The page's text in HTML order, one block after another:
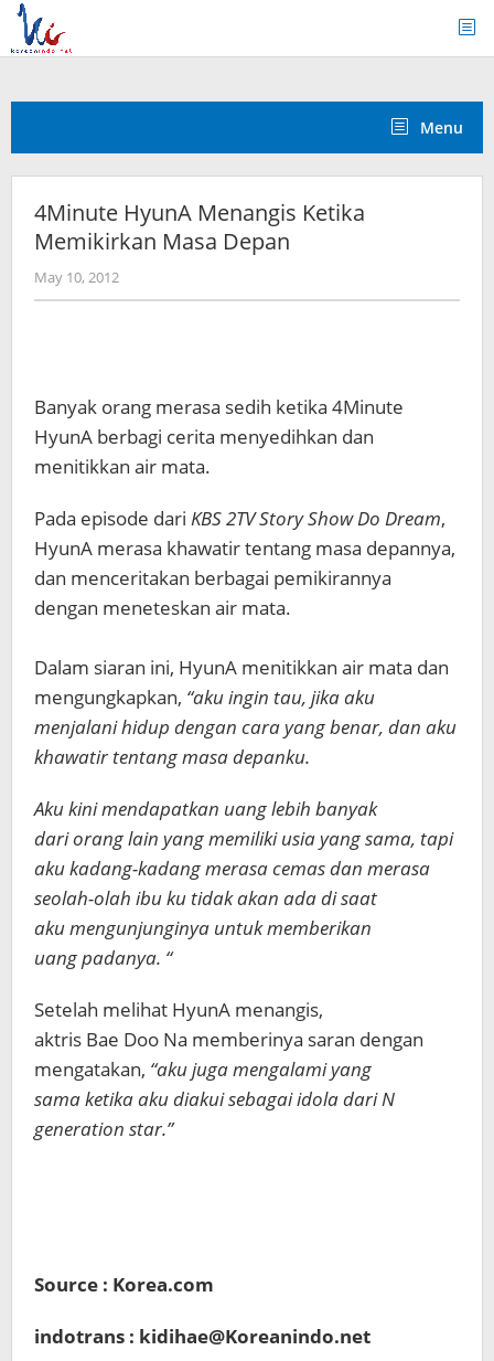
Skip
content
Menu
4Minute HyunA Menangis Ketika
Memikirkan Masa Depan
May 10, 2012by
Koreanindo
Banyak orang merasa sedih ketika 4Minute
HyunA berbagi cerita menyedihkan dan
menitikkan air mata.
Pada episode dari KBS 2TV Story Show Do Dream,
HyunA merasa khawatir tentang masa depannya,
dan menceritakan berbagai pemikirannya
dengan meneteskan air mata.
Dalam siaran ini, HyunA menitikkan air mata dan
mengungkapkan, “aku ingin tau, jika aku
menjalani hidup dengan cara yang benar, dan aku
khawatir tentang masa depanku.
Aku kini mendapatkan uang lebih banyak
dari orang lain yang memiliki usia yang sama, tapi
aku kadang-kadang merasa cemas dan merasa
seolah-olah ibu ku tidak akan ada di saat
aku mengunjunginya untuk memberikan
uang padanya. “
Setelah melihat HyunA menangis,
aktris Bae Doo Na memberinya saran dengan
mengatakan, “aku juga mengalami yang
sama ketika aku diakui sebagai idola dari N
generation star.”
Source : Korea.com
indotrans : kidihae@Koreanindo.net